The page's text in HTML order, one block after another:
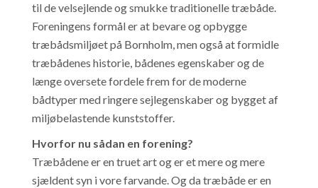
til de velsejlende og smukke traditionelle træbåde.
Foreningens formål er at bevare og opbygge
træbådsmiljøet på Bornholm, men også at formidle
træbådenes historie, bådenes egenskaber og de
længe oversete fordele frem for de moderne
bådtyper med ringere sejlegenskaber og bygget af
miljøbelastende kunststoffer.
Hvorfor nu sådan en forening?
Træbådene er en truet art og er et mere og mere
sjældent syn i vore farvande. Og da træbåde er en